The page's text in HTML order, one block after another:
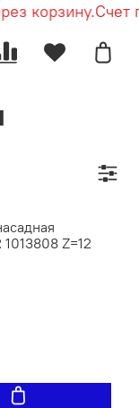
корзину.Счет
Z=12